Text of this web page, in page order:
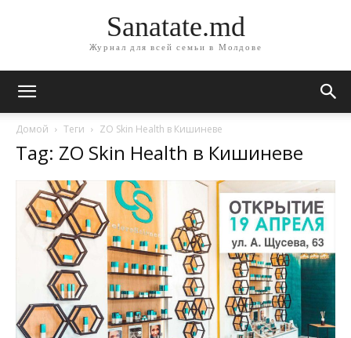
Sanatate.md
Журнал для всей семьи в Молдове
Домой Теги ZO Skin Health в Кишиневе
Tag: ZO Skin Health в Кишиневе